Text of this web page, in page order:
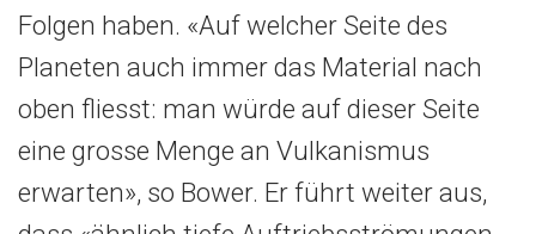
Folgen haben. «Auf welcher Seite des
Planeten auch immer das Material nach
oben fliesst: man würde auf dieser Seite
eine grosse Menge an Vulkanismus
erwarten», so Bower. Er führt weiter aus,